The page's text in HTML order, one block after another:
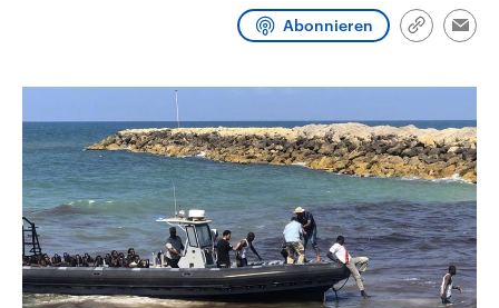
Wahlprogramme, aktuelle Berichte
und Hintergründe zu den Parteien
Programm Podcasts
Audio-Archiv
Abonnieren
Link